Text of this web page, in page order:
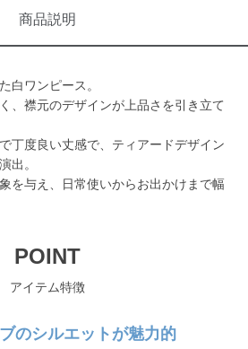
商品説明
白ワンピース。
、襟元のデザインが上品さを引き立て
丁度良い丈感で、ティアードデザイン
出。
を与え、日常使いからお出かけまで幅
POINT
アイテム特徴
のシルエットが魅力的